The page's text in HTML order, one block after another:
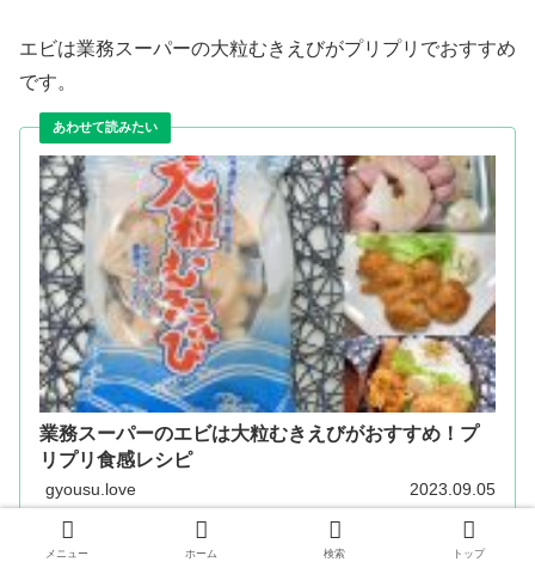
エビは業務スーパーの大粒むきえびがプリプリでおすすめ
です。
業務スーパーのエビは大粒むきえびがおすすめ！プ
リプリ食感レシピ
gyousu.love 2023.09.05
メニュー ホーム 検索 トップ